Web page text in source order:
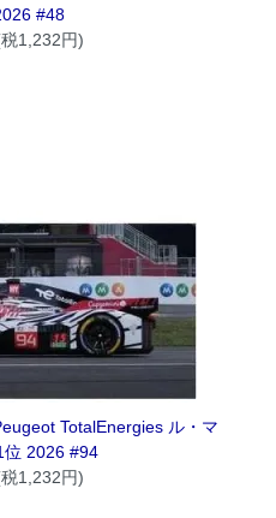
#48
1,232円)
TotalEnergies ル・マ
位 2026 #94
1,232円)